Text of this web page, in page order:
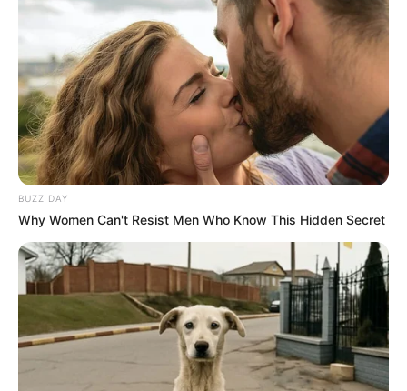
BUZZ DAY
Why Women Can't Resist Men Who Know This Hidden Secret